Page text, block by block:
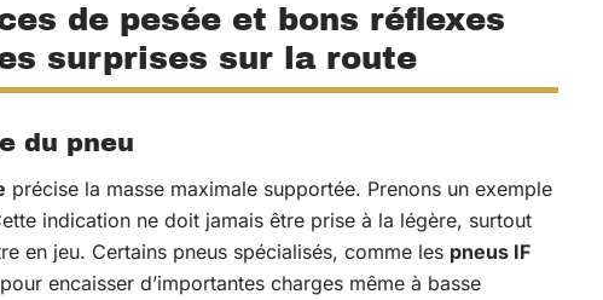
de pesée et bons réflexes
surprises sur la route
du pneu
précise la masse maximale supportée. Prenons un exemple
indication ne doit jamais être prise à la légère, surtout
en jeu. Certains pneus spécialisés, comme les pneus IF
encaisser d’importantes charges même à basse